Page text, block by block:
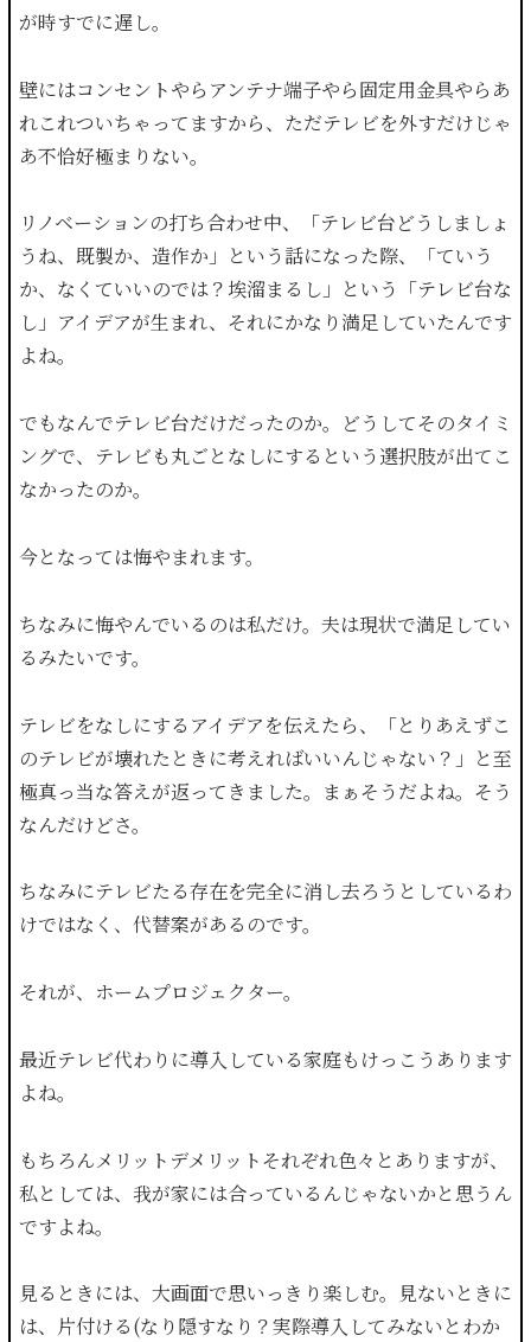
が時すでに遅し。
壁にはコンセントやらアンテナ端子やら固定用金具やらあ
れこれついちゃってますから、ただテレビを外すだけじゃ
あ不恰好極まりない。
リノベーションの打ち合わせ中、「テレビ台どうしましょ
うね、既製か、造作か」という話になった際、「ていう
か、なくていいのでは？埃溜まるし」という「テレビ台な
し」アイデアが生まれ、それにかなり満足していたんです
よね。
でもなんでテレビ台だけだったのか。どうしてそのタイミ
ングで、テレビも丸ごとなしにするという選択肢が出てこ
なかったのか。
今となっては悔やまれます。
ちなみに悔やんでいるのは私だけ。夫は現状で満足してい
るみたいです。
テレビをなしにするアイデアを伝えたら、「とりあえずこ
のテレビが壊れたときに考えればいいんじゃない？」と至
極真っ当な答えが返ってきました。まぁそうだよね。そう
なんだけどさ。
ちなみにテレビたる存在を完全に消し去ろうとしているわ
けではなく、代替案があるのです。
それが、ホームプロジェクター。
最近テレビ代わりに導入している家庭もけっこうあります
よね。
もちろんメリットデメリットそれぞれ色々とありますが、
私としては、我が家には合っているんじゃないかと思うん
ですよね。
見るときには、大画面で思いっきり楽しむ。見ないときに
は、片付ける(なり隠すなり？実際導入してみないとわか